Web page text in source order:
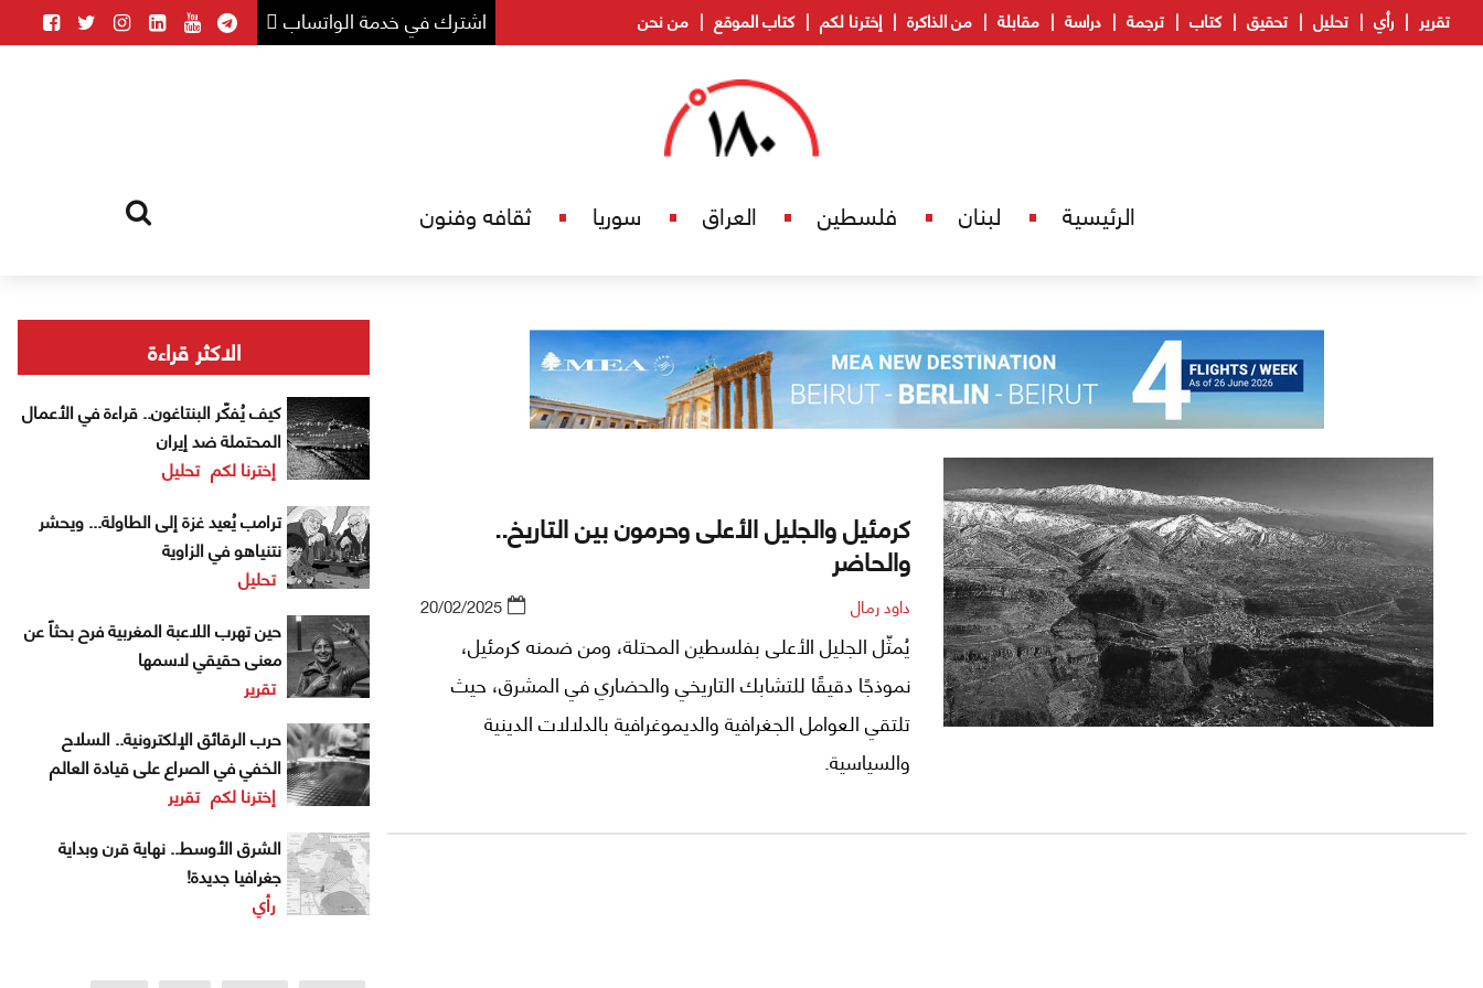
اشترك في خدمة الواتساب تقرير رأي تحليل تحقيق كتاب ترجمة دراسة مقابلة من الذاكرة إخترنا لكم كتاب الموقع من نحن
الرئيسية لبنان فلسطين العراق سوريا ثقافه وفنون
كرمئيل والجليل الأعلى وحرمون بين التاريخ..
والحاضر
داود رمال 20/02/2025
يُمثّل الجليل الأعلى بفلسطين المحتلة، ومن ضمنه كرمئيل،
نموذجًا دقيقًا للتشابك التاريخي والحضاري في المشرق، حيث
تلتقي العوامل الجغرافية والديموغرافية بالدلالات الدينية
والسياسية.
الاكثر قراءة
كيف يُفكّر البنتاغون.. قراءة في الأعمال
المحتملة ضد إيران
إخترنا لكم تحليل
ترامب يُعيد غزة إلى الطاولة... ويحشر
نتنياهو في الزاوية
تحليل
حين تهرب اللاعبة المغربية فرح بحثاً عن
معنى حقيقي لاسمها
تقرير
حرب الرقائق الإلكترونية.. السلاح
الخفي في الصراع على قيادة العالم
إخترنا لكم تقرير
الشرق الأوسط.. نهاية قرن وبداية
جغرافيا جديدة!
رأي